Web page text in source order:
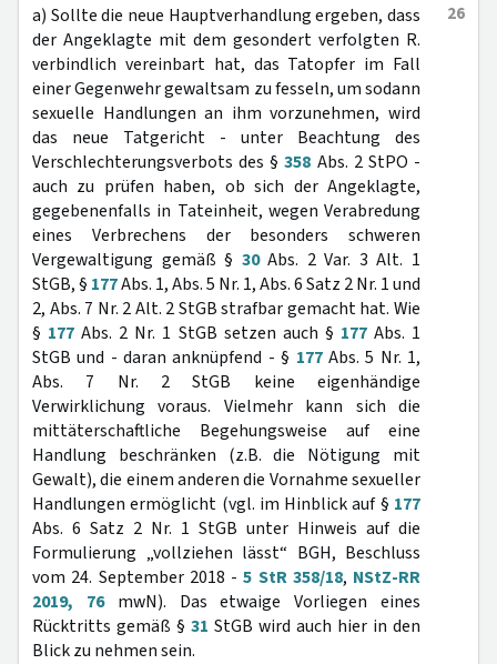
26
a) Sollte die neue Hauptverhandlung ergeben, dass
der Angeklagte mit dem gesondert verfolgten R.
verbindlich vereinbart hat, das Tatopfer im Fall
einer Gegenwehr gewaltsam zu fesseln, um sodann
sexuelle Handlungen an ihm vorzunehmen, wird
das neue Tatgericht - unter Beachtung des
Verschlechterungsverbots des §358 Abs. 2 StPO -
auch zu prüfen haben, ob sich der Angeklagte,
gegebenenfalls in Tateinheit, wegen Verabredung
eines Verbrechens der besonders schweren
Vergewaltigung gemäß § 30Abs. 2 Var. 3 Alt. 1
StGB, § 177Abs. 1, Abs. 5 Nr. 1, Abs. 6 Satz 2 Nr. 1 und
2, Abs. 7 Nr. 2 Alt. 2 StGB strafbar gemacht hat. Wie
§ 177 Abs. 2 Nr. 1 StGB setzen auch § 177Abs. 1
StGB und - daran anknüpfend - § 177Abs. 5 Nr. 1,
Abs. 7 Nr. 2 StGB keine eigenhändige
Verwirklichung voraus. Vielmehr kann sich die
mittäterschaftliche Begehungsweise auf eine
Handlung beschränken (z.B. die Nötigung mit
Gewalt), die einem anderen die Vornahme sexueller
Handlungen ermöglicht (vgl. im Hinblick auf § 177
Abs. 6 Satz 2 Nr. 1 StGB unter Hinweis auf die
Formulierung „vollziehen lässt“ BGH, Beschluss
vom 24. September 2018 -5 StR 358/18, NStZ-RR
2019, 76mwN). Das etwaige Vorliegen eines
Rücktritts gemäß § 31 StGB wird auch hier in den
Blick zu nehmen sein.